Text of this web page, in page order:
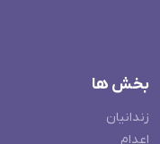
بخش ها
زندانیان
اعدام